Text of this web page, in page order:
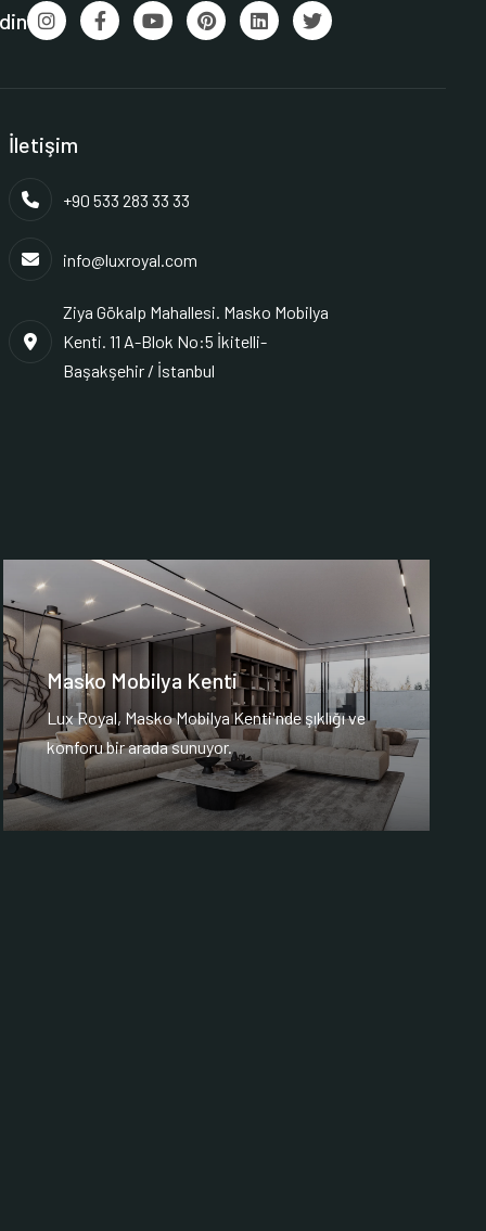
İletişim
+90 533 283 33 33
info@luxroyal.com
Ziya Gökalp Mahallesi. Masko Mobilya
Kenti. 11 A-Blok No:5 İkitelli-
Başakşehir / İstanbul
Masko Mobilya Kenti
Lux Royal, Masko Mobilya Kenti'nde şıklığı ve
konforu bir arada sunuyor.